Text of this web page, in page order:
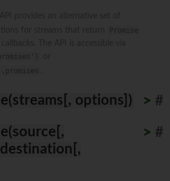
options]) #
>
>
>
>
>
>
>
>
>
>
#
>
>
>
>
>
>
>
>
>
>